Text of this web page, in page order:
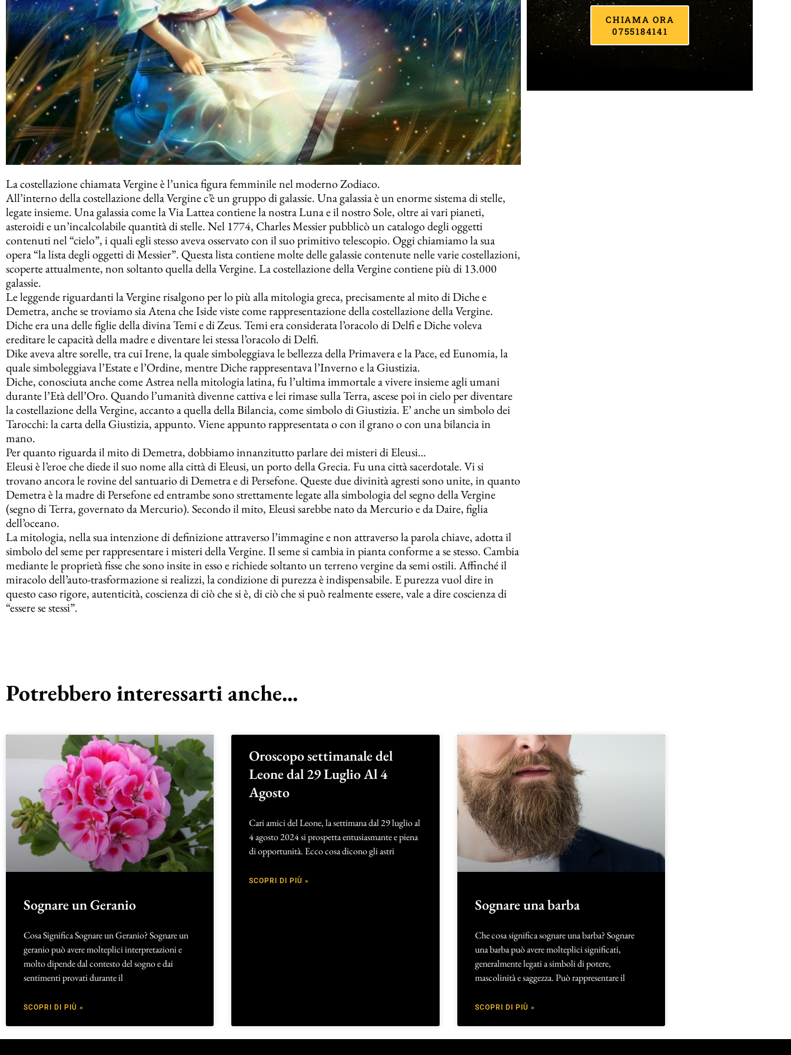
La costellazione chiamata Vergine è l’unica figura femminile nel moderno Zodiaco.
All’interno della costellazione della Vergine c’è un gruppo di galassie. Una galassia è un enorme sistema di stelle,
legate insieme. Una galassia come la Via Lattea contiene la nostra Luna e il nostro Sole, oltre ai vari pianeti,
asteroidi e un’incalcolabile quantità di stelle. Nel 1774, Charles Messier pubblicò un catalogo degli oggetti
contenuti nel “cielo”, i quali egli stesso aveva osservato con il suo primitivo telescopio. Oggi chiamiamo la sua
opera “la lista degli oggetti di Messier”. Questa lista contiene molte delle galassie contenute nelle varie costellazioni,
scoperte attualmente, non soltanto quella della Vergine. La costellazione della Vergine contiene più di 13.000
galassie.
Le leggende riguardanti la Vergine risalgono per lo più alla mitologia greca, precisamente al mito di Diche e
Demetra, anche se troviamo sia Atena che Iside viste come rappresentazione della costellazione della Vergine.
Diche era una delle figlie della divina Temi e di Zeus. Temi era considerata l’oracolo di Delfi e Diche voleva
ereditare le capacità della madre e diventare lei stessa l’oracolo di Delfi.
Dike aveva altre sorelle, tra cui Irene, la quale simboleggiava le bellezza della Primavera e la Pace, ed Eunomia, la
quale simboleggiava l’Estate e l’Ordine, mentre Diche rappresentava l’Inverno e la Giustizia.
Diche, conosciuta anche come Astrea nella mitologia latina, fu l’ultima immortale a vivere insieme agli umani
durante l’Età dell’Oro. Quando l’umanità divenne cattiva e lei rimase sulla Terra, ascese poi in cielo per diventare
la costellazione della Vergine, accanto a quella della Bilancia, come simbolo di Giustizia. E’ anche un simbolo dei
Tarocchi: la carta della Giustizia, appunto. Viene appunto rappresentata o con il grano o con una bilancia in
mano.
Per quanto riguarda il mito di Demetra, dobbiamo innanzitutto parlare dei misteri di Eleusi…
Eleusi è l’eroe che diede il suo nome alla città di Eleusi, un porto della Grecia. Fu una città sacerdotale. Vi si
trovano ancora le rovine del santuario di Demetra e di Persefone. Queste due divinità agresti sono unite, in quanto
Demetra è la madre di Persefone ed entrambe sono strettamente legate alla simbologia del segno della Vergine
(segno di Terra, governato da Mercurio). Secondo il mito, Eleusi sarebbe nato da Mercurio e da Daire, figlia
dell’oceano.
La mitologia, nella sua intenzione di definizione attraverso l’immagine e non attraverso la parola chiave, adotta il
simbolo del seme per rappresentare i misteri della Vergine. Il seme si cambia in pianta conforme a se stesso. Cambia
mediante le proprietà fisse che sono insite in esso e richiede soltanto un terreno vergine da semi ostili. Affinché il
miracolo dell’auto-trasformazione si realizzi, la condizione di purezza è indispensabile. E purezza vuol dire in
questo caso rigore, autenticità, coscienza di ciò che si è, di ciò che si può realmente essere, vale a dire coscienza di
“essere se stessi”.
CHIAMA ORA
0755184141
Potrebbero interessarti anche...
Sognare un Geranio
Cosa Significa Sognare un Geranio? Sognare un
geranio può avere molteplici interpretazioni e
molto dipende dal contesto del sogno e dai
sentimenti provati durante il
SCOPRI DI PIÙ »
Oroscopo settimanale del
Leone dal 29 Luglio Al 4
Agosto
Cari amici del Leone, la settimana dal 29 luglio al
4 agosto 2024 si prospetta entusiasmante e piena
di opportunità. Ecco cosa dicono gli astri
SCOPRI DI PIÙ »
Sognare una barba
Che cosa significa sognare una barba? Sognare
una barba può avere molteplici significati,
generalmente legati a simboli di potere,
mascolinità e saggezza. Può rappresentare il
SCOPRI DI PIÙ »